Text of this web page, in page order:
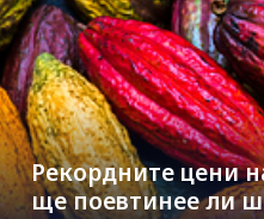
Рекордните цени
ще поевтинее ли